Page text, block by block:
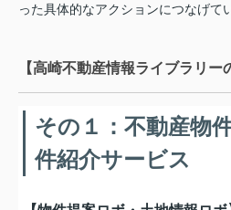
った具体的なアクションにつなげて
【高崎不動産情報ライブラリー
その１：不動産物
件紹介サービス